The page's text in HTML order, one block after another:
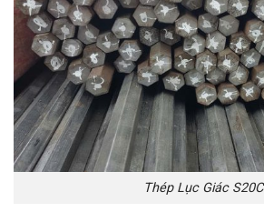
Thép Lục Giác S20C